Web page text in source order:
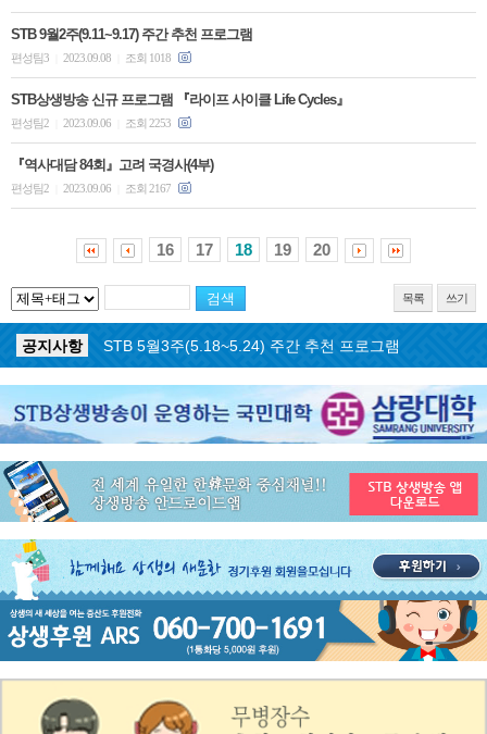
STB 9월2주(9.11~9.17) 주간 추천 프로그램
편성팀3 2023.09.08 조회 1018
STB상생방송 신규 프로그램 『라이프 사이클 Life Cycles』
편성팀2 2023.09.06 조회 2253
『역사대담 84회』고려 국경사(4부)
편성팀2 2023.09.06 조회 2167
16 17 18 19 20
목록 쓰기
공지사항 ON AIR 서비스 장애 복구 안내
공지사항
STB 5월4주(5.25~5.31) 주간 추천 프로그램
공지사항
STB 5월3주(5.18~5.24) 주간 추천 프로그램
공지사항
STB 4월마지막주(4.27~5.3) 주간 추천 프로그램
STB 4월4주(4.20~4.26) 주간 추천 프로그램
공지사항
STB 4월2주(4.6~4.12) 주간 추천 프로그램
공지사항
STB 4월1주(3.30~4.5) 주간 추천 프로그램
공지사항
STB 3월4주(3.23~3.29) 주간 추천 프로그램